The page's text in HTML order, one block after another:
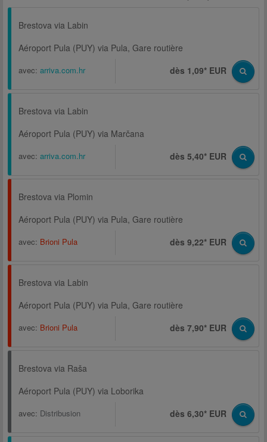
Brestova via Labin
Aéroport Pula (PUY) via Pula, Gare routière
avec: arriva.com.hr dès 1,09* EUR
Brestova via Labin
Aéroport Pula (PUY) via Marčana
avec: arriva.com.hr dès 5,40* EUR
Brestova via Plomin
Aéroport Pula (PUY) via Pula, Gare routière
avec: Brioni Pula dès 9,22* EUR
Brestova via Labin
Aéroport Pula (PUY) via Pula, Gare routière
avec: Brioni Pula dès 7,90* EUR
Brestova via Raša
Aéroport Pula (PUY) via Loborika
avec: Distribusion dès 6,30* EUR